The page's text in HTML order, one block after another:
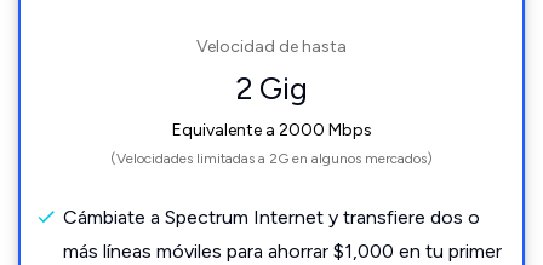
Velocidad de hasta
2 Gig
Equivalente a 2000 Mbps
(Velocidades limitadas a 2G en algunos mercados)
Cámbiate a Spectrum Internet y transfiere dos o
más líneas móviles para ahorrar $1,000 en tu primer